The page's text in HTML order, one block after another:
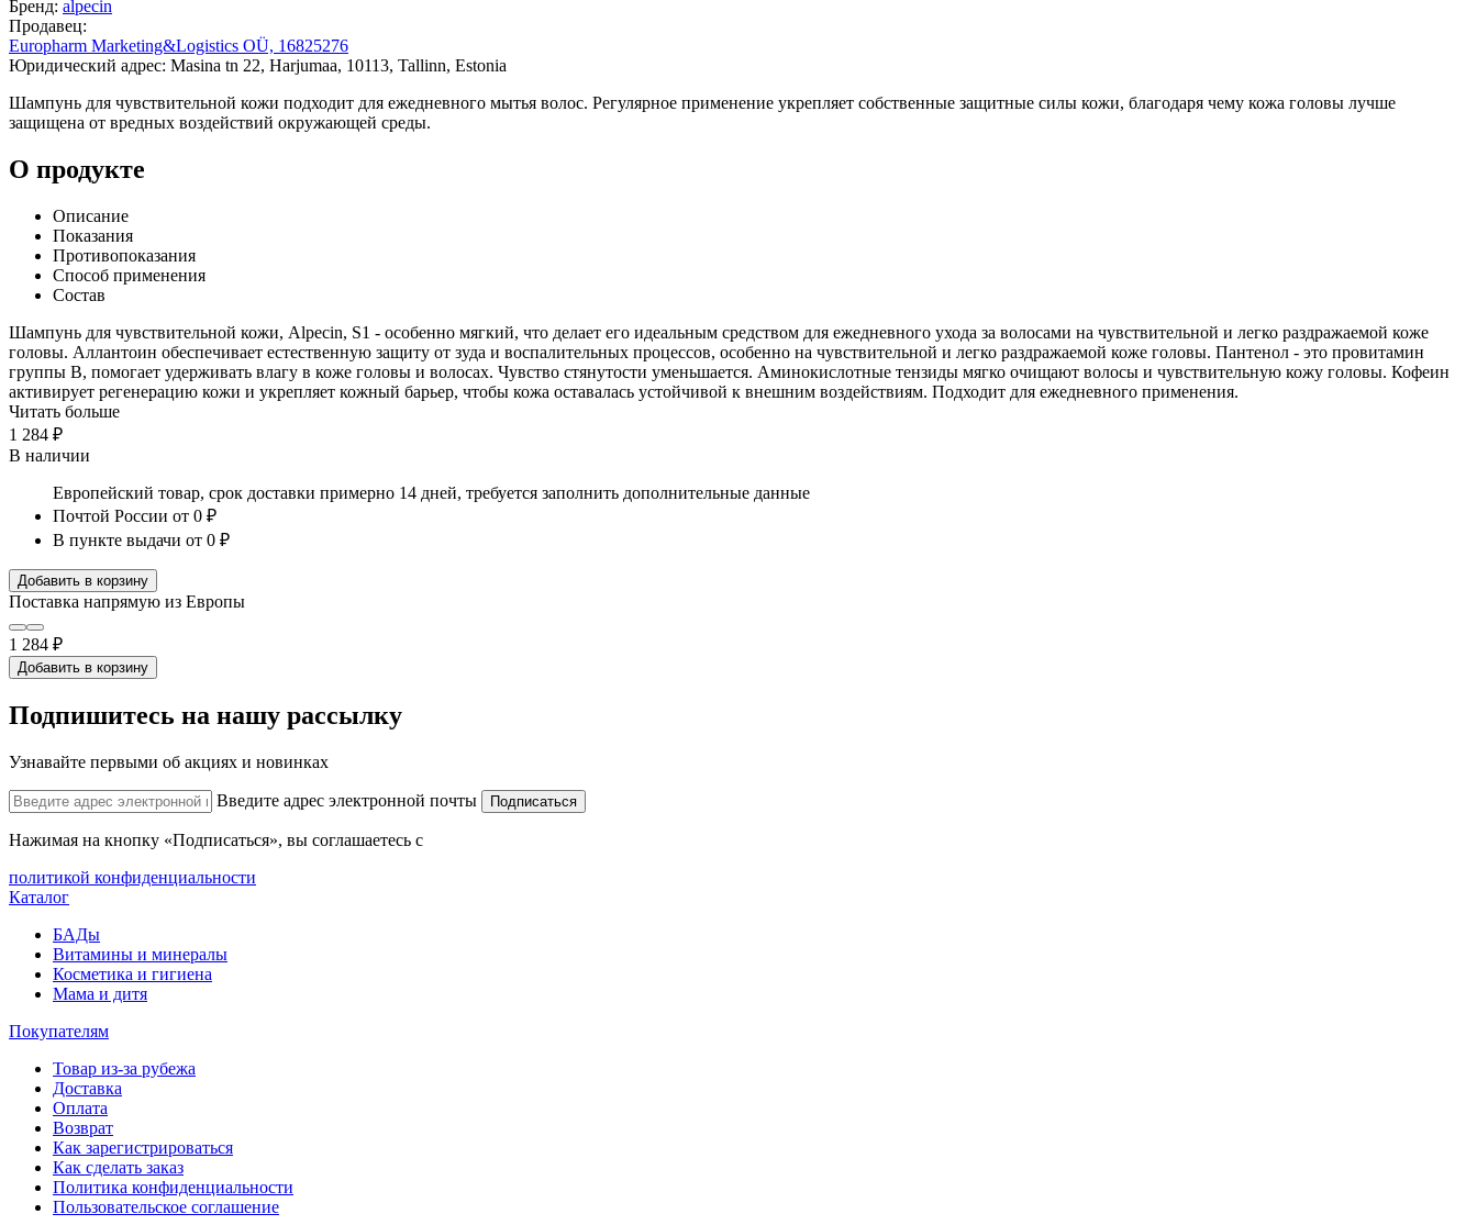
Бренд: alpecin
Продавец:
Europharm Marketing&Logistics OÜ, 16825276
Юридический адрес: Masina tn 22, Harjumaa, 10113, Tallinn, Estonia
Шампунь для чувствительной кожи подходит для ежедневного мытья волос. Регулярное применение укрепляет собственные защитные силы кожи, благодаря чему кожа головы лучше
защищена от вредных воздействий окружающей среды.
О продукте
Описание
Показания
Противопоказания
Способ применения
Состав
Шампунь для чувствительной кожи, Alpecin, S1 - особенно мягкий, что делает его идеальным средством для ежедневного ухода за волосами на чувствительной и легко раздражаемой коже
головы. Аллантоин обеспечивает естественную защиту от зуда и воспалительных процессов, особенно на чувствительной и легко раздражаемой коже головы. Пантенол - это провитамин
группы В, помогает удерживать влагу в коже головы и волосах. Чувство стянутости уменьшается. Аминокислотные тензиды мягко очищают волосы и чувствительную кожу головы. Кофеин
активирует регенерацию кожи и укрепляет кожный барьер, чтобы кожа оставалась устойчивой к внешним воздействиям. Подходит для ежедневного применения.
Читать больше
1 284 ₽
В наличии
Европейский товар, срок доставки примерно 14 дней, требуется заполнить дополнительные данные
Почтой России от 0 ₽
В пункте выдачи от 0 ₽
Добавить в корзину
Поставка напрямую из Европы
1 284 ₽
Добавить в корзину
Подпишитесь на нашу рассылку
Узнавайте первыми об акциях и новинках
Введите адрес электронной почты Подписаться
Нажимая на кнопку «Подписаться», вы соглашаетесь с
политикой конфиденциальности
Каталог
БАДы
Витамины и минералы
Косметика и гигиена
Мама и дитя
Покупателям
Товар из-за рубежа
Доставка
Оплата
Возврат
Как зарегистрироваться
Как сделать заказ
Политика конфиденциальности
Пользовательское соглашение